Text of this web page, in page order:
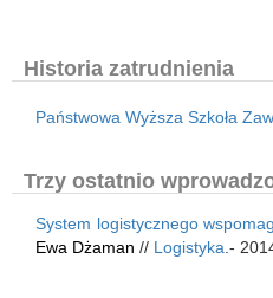
Historia zatrudnienia
Państwowa Wyższa Szkoła
Trzy ostatnio
System logistycznego
Ewa Dżaman // Logistyka .-